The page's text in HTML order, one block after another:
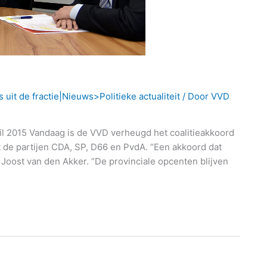
uit de fractie|Nieuws>Politieke actualiteit / Door VVD
Vandaag is de VVD verheugd het coalitieakkoord
partijen CDA, SP, D66 en PvdA. “Een akkoord dat
van den Akker. “De provinciale opcenten blijven